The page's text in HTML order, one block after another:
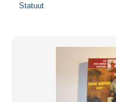
Woonplaats van de
Statuut